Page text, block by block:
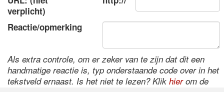
verplicht)
Reactie/opmerking
Als extra controle, om er zeker van te zijn dat dit een
handmatige reactie is, typ onderstaande code over in het
tekstveld ernaast. Is het niet te lezen? Klik hierom de